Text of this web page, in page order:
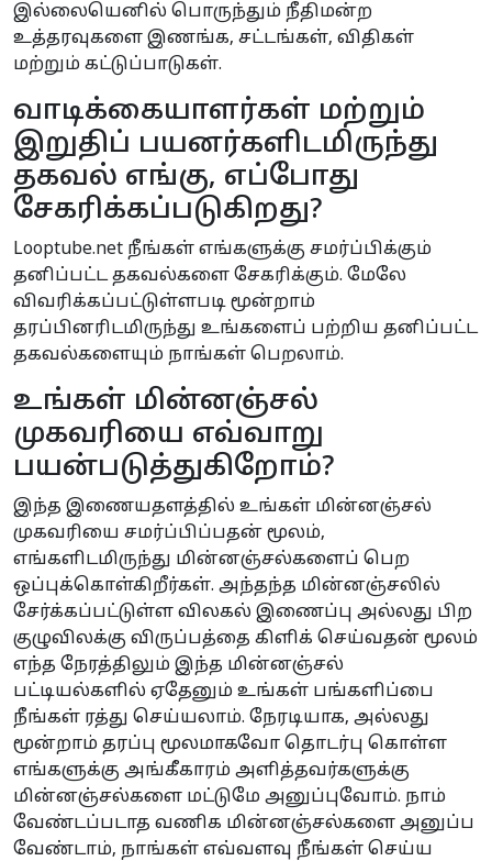
இல்லையெனில் பொருந்தும் நீதிமன்ற
உத்தரவுகளை இணங்க, சட்டங்கள், விதிகள்
மற்றும் கட்டுப்பாடுகள்.
வாடிக்கையாளர்கள் மற்றும்
இறுதிப் பயனர்களிடமிருந்து
தகவல் எங்கு, எப்போது
சேகரிக்கப்படுகிறது?
Looptube.net நீங்கள் எங்களுக்கு சமர்ப்பிக்கும்
தனிப்பட்ட தகவல்களை சேகரிக்கும். மேலே
விவரிக்கப்பட்டுள்ளபடி மூன்றாம்
தரப்பினரிடமிருந்து உங்களைப் பற்றிய தனிப்பட்ட
தகவல்களையும் நாங்கள் பெறலாம்.
உங்கள் மின்னஞ்சல்
முகவரியை எவ்வாறு
பயன்படுத்துகிறோம்?
இந்த இணையதளத்தில் உங்கள் மின்னஞ்சல்
முகவரியை சமர்ப்பிப்பதன் மூலம்,
எங்களிடமிருந்து மின்னஞ்சல்களைப் பெற
ஒப்புக்கொள்கிறீர்கள். அந்தந்த மின்னஞ்சலில்
சேர்க்கப்பட்டுள்ள விலகல் இணைப்பு அல்லது பிற
குழுவிலக்கு விருப்பத்தை கிளிக் செய்வதன் மூலம்
எந்த நேரத்திலும் இந்த மின்னஞ்சல்
பட்டியல்களில் ஏதேனும் உங்கள் பங்களிப்பை
நீங்கள் ரத்து செய்யலாம். நேரடியாக, அல்லது
மூன்றாம் தரப்பு மூலமாகவோ தொடர்பு கொள்ள
எங்களுக்கு அங்கீகாரம் அளித்தவர்களுக்கு
மின்னஞ்சல்களை மட்டுமே அனுப்புவோம். நாம்
வேண்டப்படாத வணிக மின்னஞ்சல்களை அனுப்ப
வேண்டாம், நாங்கள் எவ்வளவு நீங்கள் செய்ய